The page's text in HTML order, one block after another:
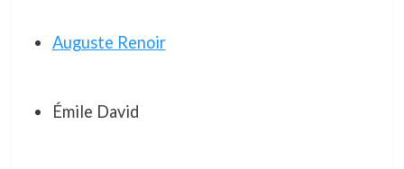
Auguste Renoir
Émile David